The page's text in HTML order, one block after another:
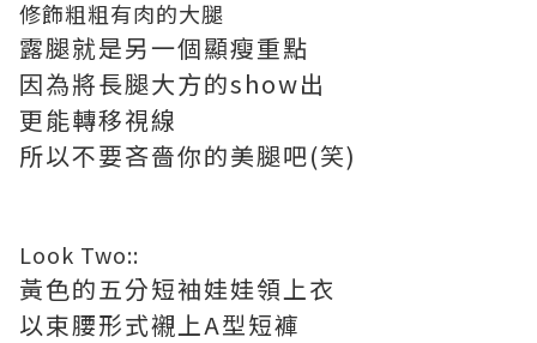
修飾粗粗有肉的大腿
露腿就是另一個顯瘦重點
因為將長腿大方的show出
更能轉移視線
所以不要吝嗇你的美腿吧(笑)
Look Two::
黃色的五分短袖娃娃領上衣
以束腰形式襯上A型短褲